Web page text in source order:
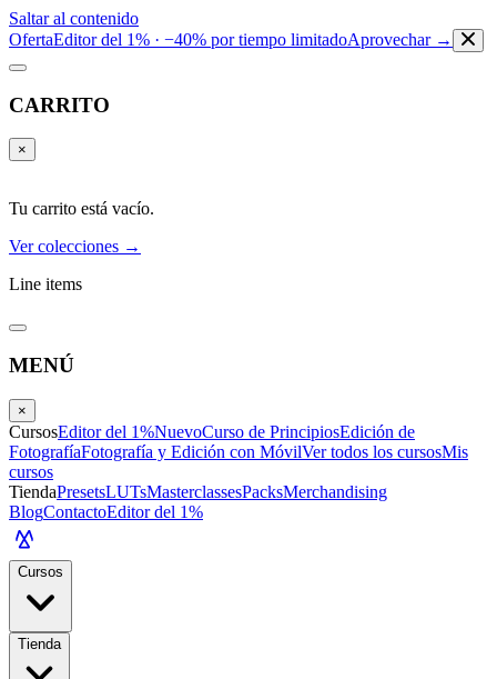
Saltar al contenido
OfertaEditor del 1% · −40% por tiempo limitadoAprovechar →
CARRITO
×
Tu carrito está vacío.
Ver colecciones →
Line items
MENÚ
×
CursosEditor del 1%NuevoCurso de PrincipiosEdición de
FotografíaFotografía y Edición con MóvilVer todos los cursosMis
cursos
TiendaPresetsLUTsMasterclassesPacksMerchandising
BlogContactoEditor del 1%
Cursos
Tienda